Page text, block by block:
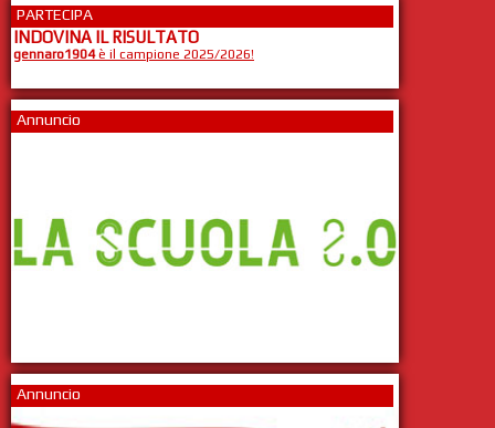
PARTECIPA
INDOVINA IL RISULTATO
gennaro1904è il campione 2025/2026!
Annuncio
Annuncio